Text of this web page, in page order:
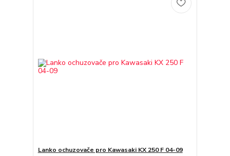
Lanko ochuzovače pro Kawasaki KX 250 F 04-09